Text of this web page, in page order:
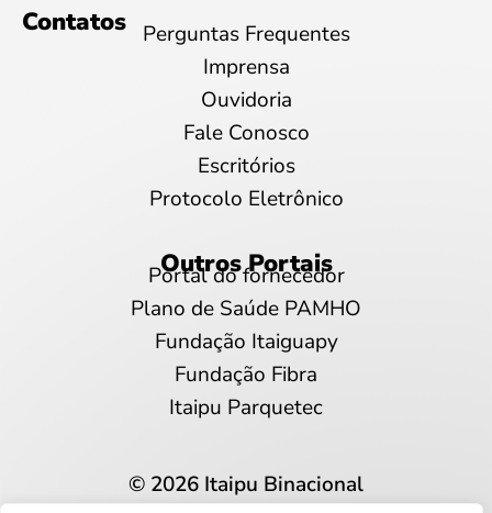
Contatos
Perguntas Frequentes
Imprensa
Ouvidoria
Fale Conosco
Escritórios
Protocolo Eletrônico
Outros Portais
Portal do fornecedor
Plano de Saúde PAMHO
Fundação Itaiguapy
Fundação Fibra
Itaipu Parquetec
© 2026 Itaipu Binacional